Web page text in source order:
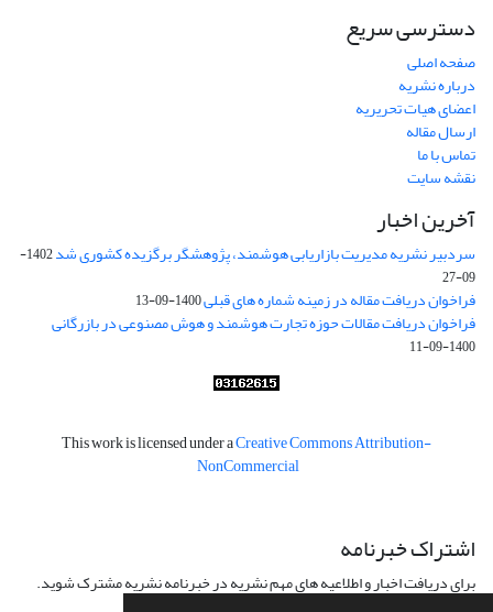
دسترسی سریع
صفحه اصلی
درباره نشریه
اعضای هیات تحریریه
ارسال مقاله
تماس با ما
نقشه سایت
آخرین اخبار
سردبیر نشریه مدیریت بازاریابی هوشمند، پژوهشگر برگزیده کشوری شد
1402-
09-27
فراخوان دریافت مقاله در زمینه شماره های قبلی1400-09-13
فراخوان دریافت مقالات حوزه تجارت هوشمند و هوش مصنوعی در بازرگانی
1400-09-11
This work is licensed under aCreative Commons Attribution-
NonCommercial
اشتراک خبرنامه
برای دریافت اخبار و اطلاعیه های مهم نشریه در خبرنامه نشریه مشترک شوید.